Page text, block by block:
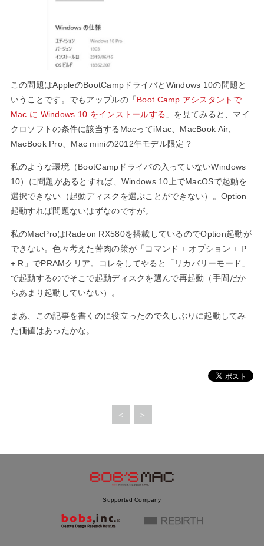
この問題はAppleのBootCampドライバとWindows 10の問題と
いうことです。でもアップルの「Boot Camp アシスタントで
Mac に Windows 10 をインストールする 」を見てみると、マイ
クロソフトの条件に該当するMacってiMac、MacBook Air、
MacBook Pro、Mac miniの2012年モデル限定？
私のような環境（BootCampドライバの入っていないWindows
10）に問題があるとすれば、Windows 10上でMacOSで起動を
選択できない（起動ディスクを選ぶことができない）。Option
起動すれば問題ないはずなのですが。
私のMacProはRadeon RX580を搭載しているのでOption起動が
できない。色々考えた苦肉の策が「コマンド + オプション + P
+ R」でPRAMクリア。コレをしてやると「リカバリーモード」
で起動するのでそこで起動ディスクを選んで再起動（手間だか
らあまり起動していない）。
まあ、この記事を書くのに役立ったので久しぶりに起動してみ
た価値はあったかな。
＜ ＞
Supported Company